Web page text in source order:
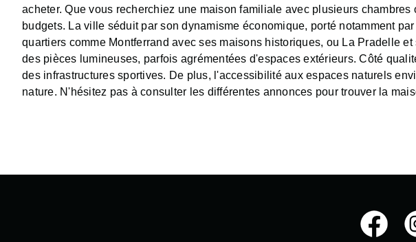
acheter. Que vous recherchiez une maison familiale avec plusieurs
budgets. La ville séduit par son dynamisme économique, porté notamment
quartiers comme Montferrand avec ses maisons historiques, ou La Pradelle
des pièces lumineuses, parfois agrémentées d'espaces extérieurs. Côté
des infrastructures sportives. De plus, l'accessibilité aux espaces naturels
nature. N'hésitez pas à consulter les différentes annonces pour trouver la